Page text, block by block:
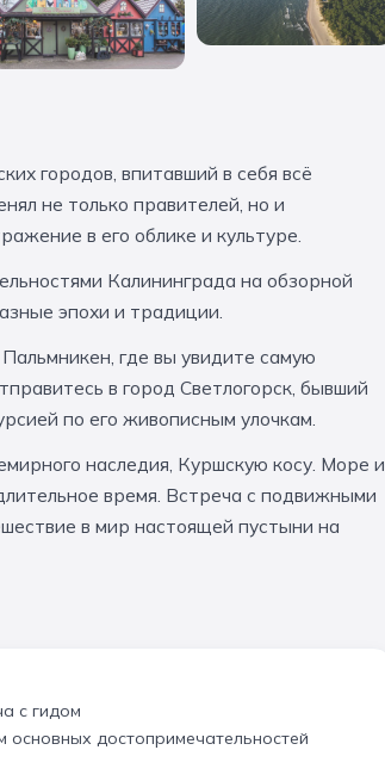
городов, впитавший в себя всё
не только правителей, но и
в его облике и культуре.
Калининграда на обзорной
эпохи и традиции.
где вы увидите самую
в город Светлогорск, бывший
по его живописным улочкам.
наследия, Куршскую косу. Море и
время. Встреча с подвижными
в мир настоящей пустыни на
с гидом
основных достопримечательностей